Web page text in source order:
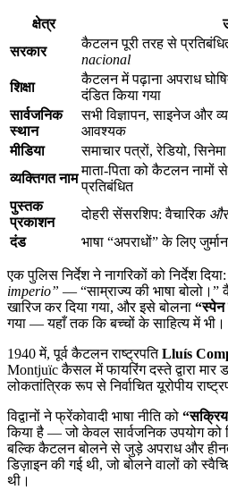
क्षेत्र
सरकार
कैटलन पूरी तरह से
nacional
शिक्षा
कैटलन में पढ़ाना अपराध
दंडित किया गया
सार्वजनिक
स्थान
सभी विज्ञापन, साइनेज और
आवश्यक
मीडिया
समाचार पत्रों, रेडियो,
व्यक्तिगत नाम
माता-पिता को कैटलन
प्रतिबंधित
पुस्तक
प्रकाशन
दोहरी सेंसरशिप: वैचारिक और
दंड
भाषा “अपराधों” के लिए
एक पुलिस निर्देश ने नागरिकों को निर्देश दिया:
imperio” — “साम्राज्य की भाषा
खारिज कर दिया गया, और इसे बोलना “स्पेन
गया — यहाँ तक कि बच्चों के साहित्य में भी।
1940 में, पूर्व कैटलन राष्ट्रपतिLluís
Montjuïc कैसल में फायरिंग दस्ते द्वारा मार
लोकतांत्रिक रूप से निर्वाचित यूरोपीय
विद्वानों ने फ्रेंकोवादी भाषा नीति को “सक्रिय
किया है — जो केवल सार्वजनिक उपयोग को
बल्कि कैटलन बोलने से जुड़े अपराध और
डिज़ाइन की गई थी, जो बोलने वालों को
थी।